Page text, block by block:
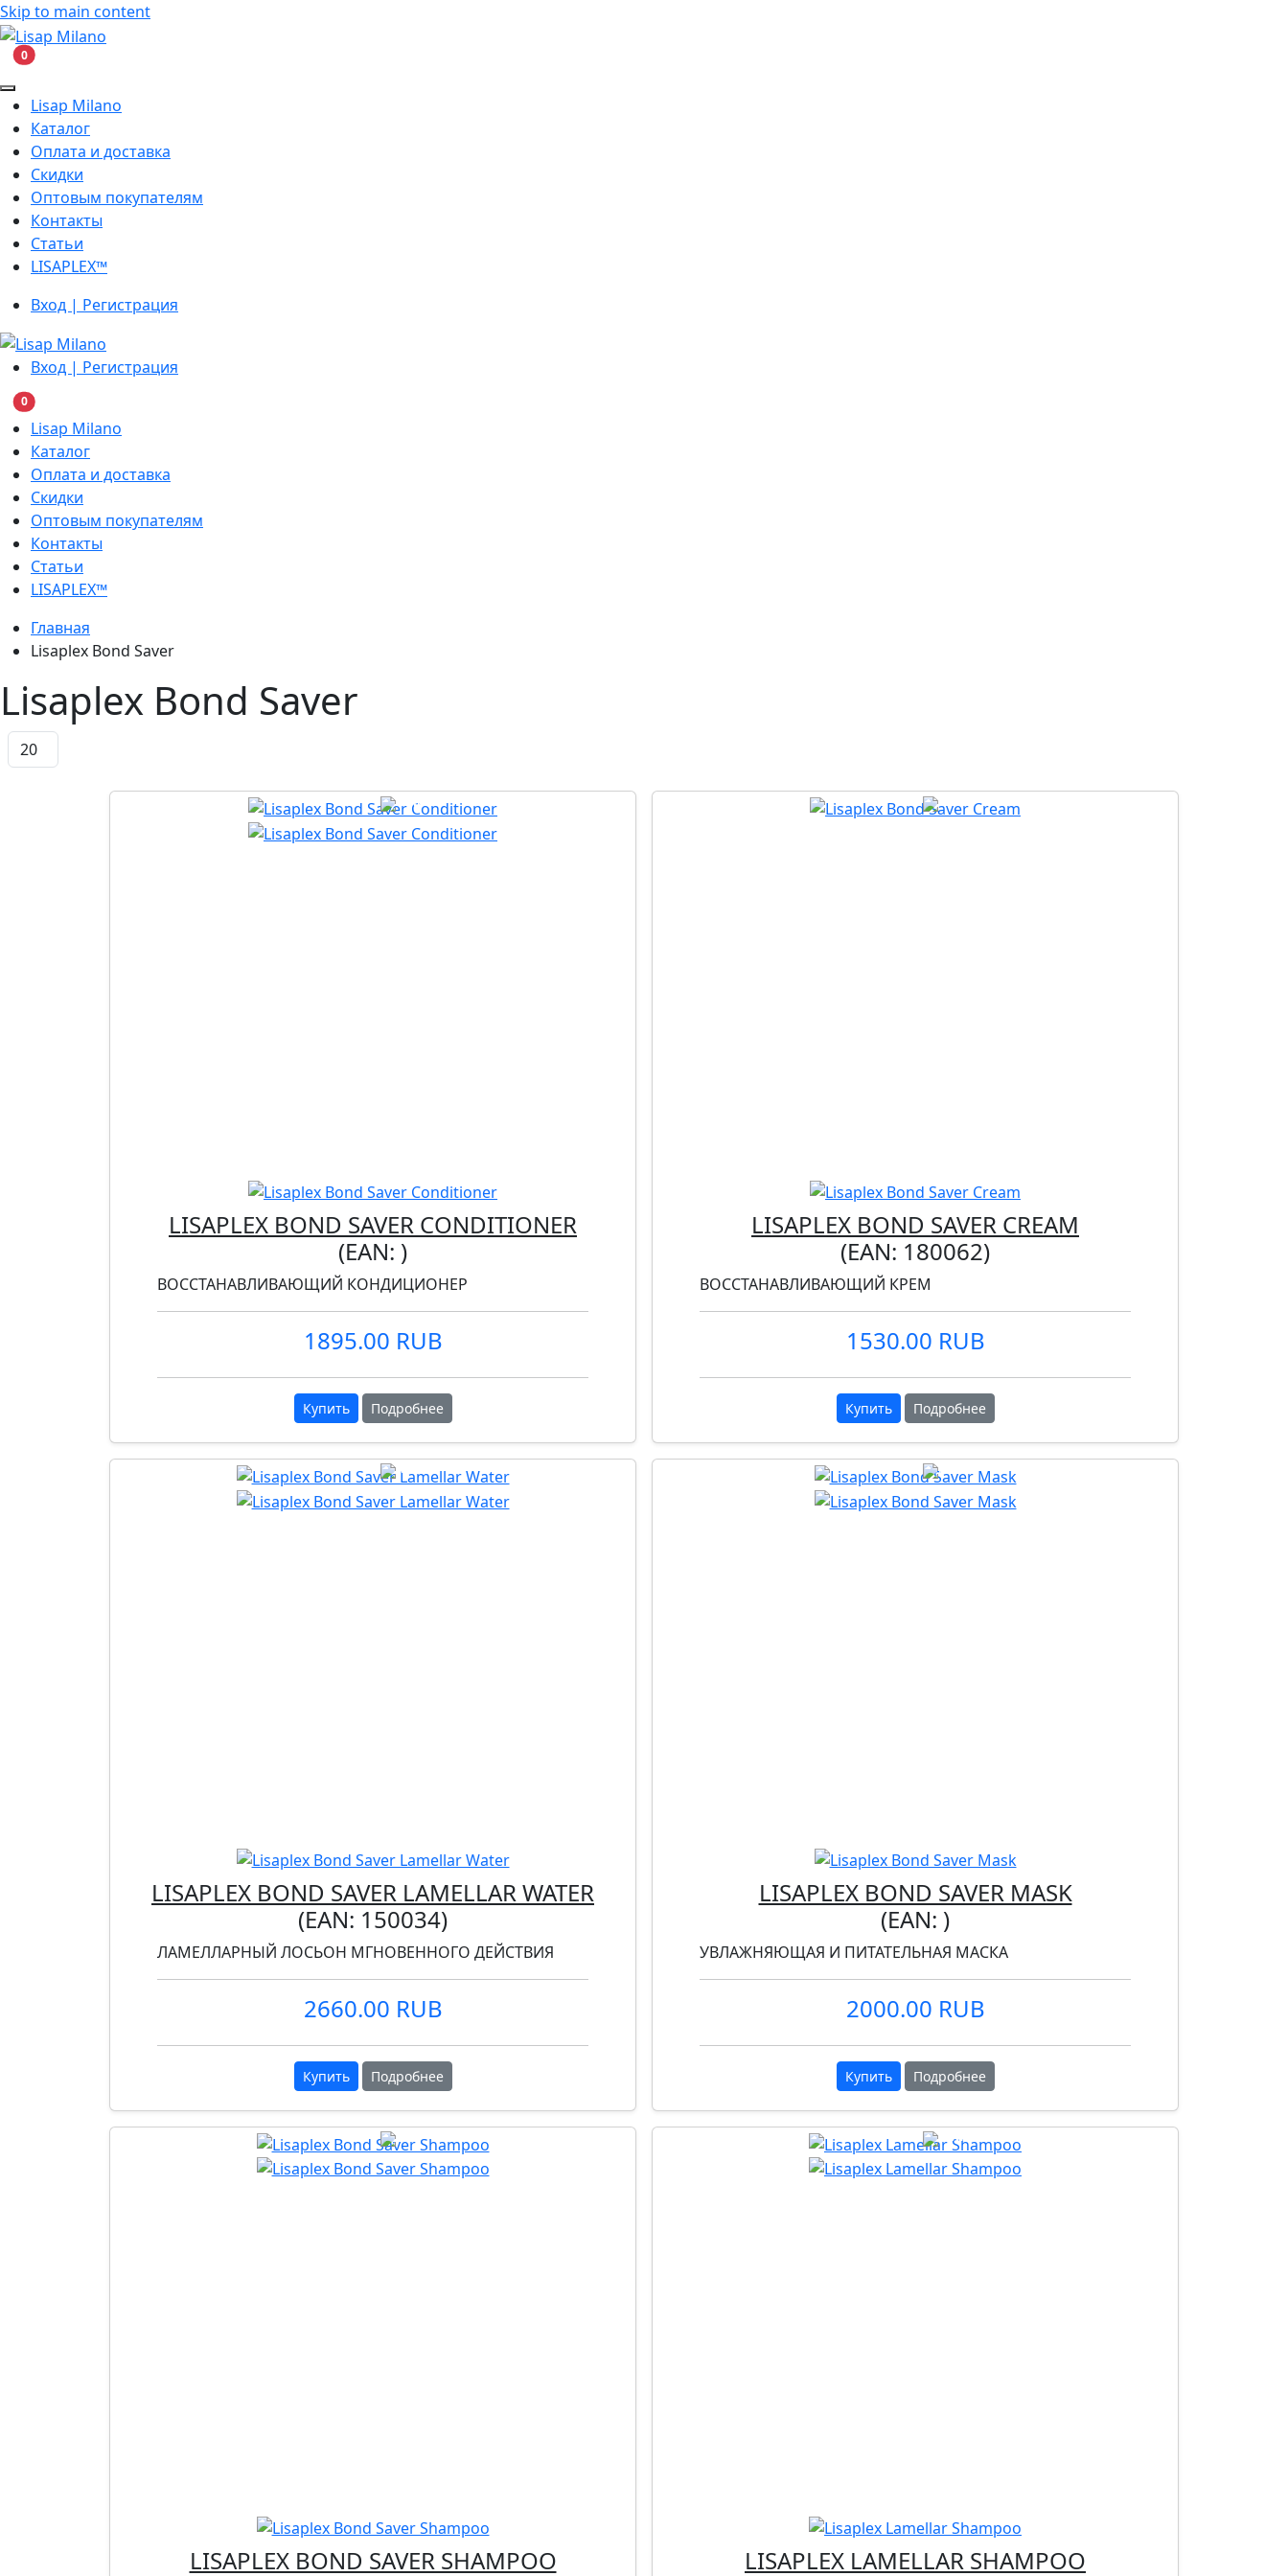
Skip to main content
0В корзину
Lisap Milano
Каталог
Оплата и доставка
Скидки
Оптовым покупателям
Контакты
Статьи
LISAPLEX™
Вход | Регистрация
Вход | Регистрация
0В корзину
Lisap Milano
Каталог
Оплата и доставка
Скидки
Оптовым покупателям
Контакты
Статьи
LISAPLEX™
Главная
Lisaplex Bond Saver
Lisaplex Bond Saver
LISAPLEX BOND SAVER CONDITIONER
(EAN: )
ВОССТАНАВЛИВАЮЩИЙ КОНДИЦИОНЕР
1895.00 RUB
Купить Подробнее
LISAPLEX BOND SAVER CREAM
(EAN: 180062)
ВОССТАНАВЛИВАЮЩИЙ КРЕМ
1530.00 RUB
Купить Подробнее
LISAPLEX BOND SAVER LAMELLAR WATER
(EAN: 150034)
ЛАМЕЛЛАРНЫЙ ЛОСЬОН МГНОВЕННОГО ДЕЙСТВИЯ
2660.00 RUB
Купить Подробнее
LISAPLEX BOND SAVER MASK
(EAN: )
УВЛАЖНЯЮЩАЯ И ПИТАТЕЛЬНАЯ МАСКА
2000.00 RUB
Купить Подробнее
LISAPLEX BOND SAVER SHAMPOO
LISAPLEX LAMELLAR SHAMPOO